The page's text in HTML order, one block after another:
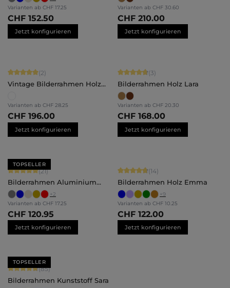
Varianten ab CHF 17.25
CHF 152.50
Jetzt konfigurieren
Varianten ab CHF 30.60
CHF 210.00
Jetzt konfigurieren
Durchschnittliche Bewertung von 5 von 5 Sternen
(2)
Vintage Bilderrahmen Holz
Varianten ab CHF 28.25
CHF 196.00
Jetzt konfigurieren
Durchschnittliche Bewertung von
(3)
Bilderrahmen Holz Lara
Varianten ab CHF 20.30
CHF 168.00
Jetzt konfigurieren
TOPSELLER
Durchschnittliche Bewertung von 5 von 5 Sternen
(21)
Bilderrahmen Aluminium
Mika
+2
Varianten ab CHF 17.25
CHF 120.95
Jetzt konfigurieren
Durchschnittliche Bewertung von
(14)
Bilderrahmen Holz Emma
+9
Varianten ab CHF 10.25
CHF 122.00
Jetzt konfigurieren
TOPSELLER
Durchschnittliche Bewertung von 4.71 von 5 Sternen
(85)
Bilderrahmen Kunststoff Sara